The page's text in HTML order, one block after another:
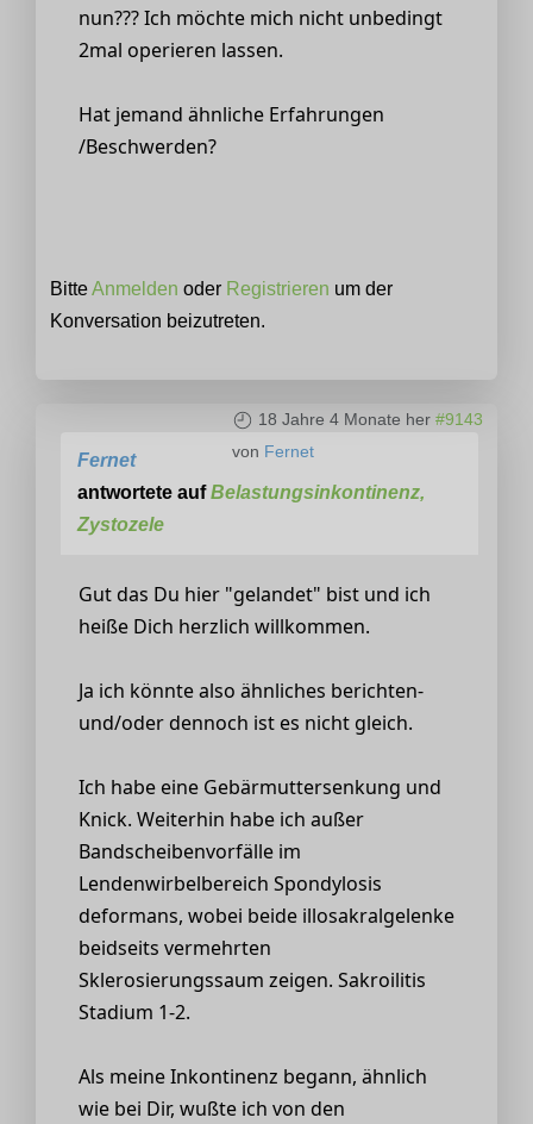
nun??? Ich möchte mich nicht unbedingt
2mal operieren lassen.
Hat jemand ähnliche Erfahrungen
/Beschwerden?
BitteAnmelden oder Registrieren um der
Konversation beizutreten.
18 Jahre 4 Monate her #9143
von Fernet
Fernet
antwortete aufBelastungsinkontinenz,
Zystozele
Gut das Du hier "gelandet" bist und ich
heiße Dich herzlich willkommen.
Ja ich könnte also ähnliches berichten-
und/oder dennoch ist es nicht gleich.
Ich habe eine Gebärmuttersenkung und
Knick. Weiterhin habe ich außer
Bandscheibenvorfälle im
Lendenwirbelbereich Spondylosis
deformans, wobei beide illosakralgelenke
beidseits vermehrten
Sklerosierungssaum zeigen. Sakroilitis
Stadium 1-2.
Als meine Inkontinenz begann, ähnlich
wie bei Dir, wußte ich von den